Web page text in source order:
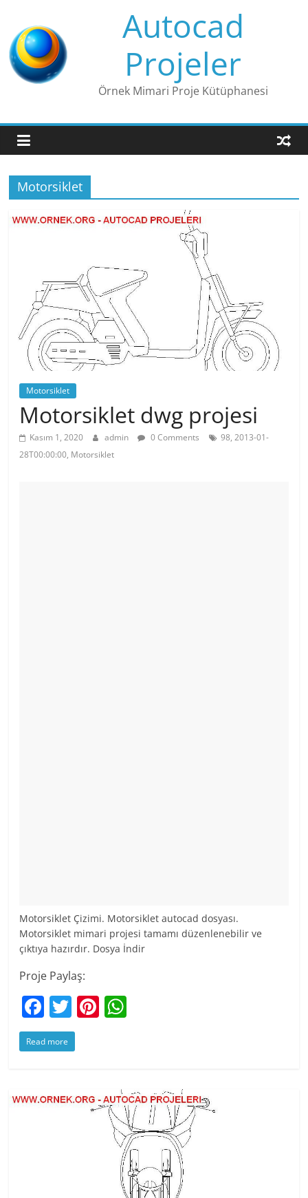
content
Autocad
Projeler
Örnek Mimari Proje Kütüphanesi
Motorsiklet
Motorsiklet
Motorsiklet dwg projesi
Kasım 1, 2020 admin 0 Comments
98, 2013-01-
28T00:00:00, Motorsiklet
Motorsiklet Çizimi. Motorsiklet autocad dosyası.
Motorsiklet mimari projesi tamamı düzenlenebilir ve
çıktıya hazırdır. Dosya İndir
Proje Paylaş:
F
a
c
b
T
w
itt
Pi
st A
p
p
Read more